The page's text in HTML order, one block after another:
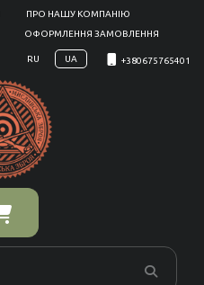
ПРО НАШУ КОМПАНІЮ
ОФОРМЛЕННЯ ЗАМОВЛЕННЯ
RU UA +380675765401